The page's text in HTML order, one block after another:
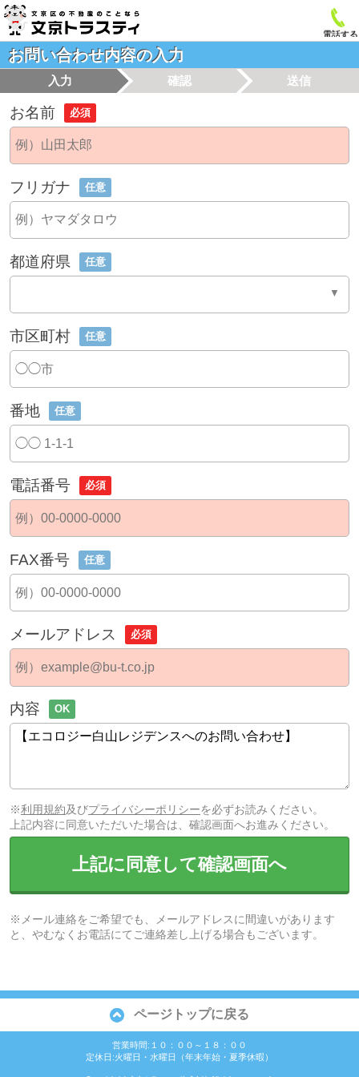
電話する
お問い合わせ内容の入力
入力 確認 送信
お名前 必須
フリガナ 任意
都道府県 任意
市区町村 任意
番地 任意
電話番号 必須
FAX番号 任意
メールアドレス 必須
内容 OK
※利用規約及びプライバシーポリシーを必ずお読みください。
上記内容に同意いただいた場合は、確認画面へお進みください。
上記に同意して確認画面へ
※メール連絡をご希望でも、メールアドレスに間違いがあります
と、やむなくお電話にてご連絡差し上げる場合もございます。
ページトップに戻る
営業時間:１０：００～１８：００
定休日:火曜日・水曜日（年末年始・夏季休暇）